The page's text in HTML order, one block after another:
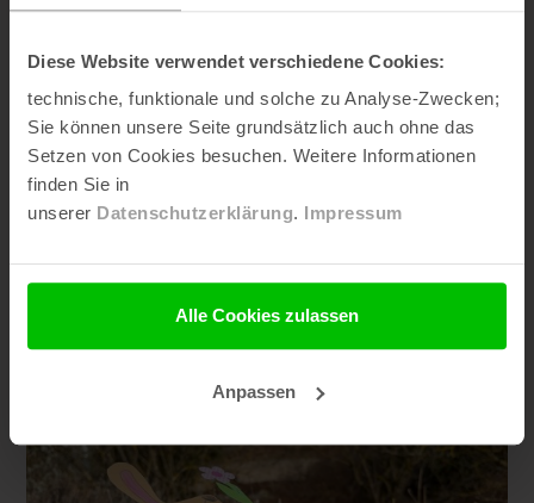
Diese Website verwendet verschiedene Cookies:
technische, funktionale und solche zu Analyse-Zwecken;
Sie können unsere Seite grundsätzlich auch ohne das
Setzen von Cookies besuchen. Weitere Informationen
finden Sie in
unserer Datenschutzerklärung. Impressum
Alle Cookies zulassen
Anpassen
Reisen mit Baby: Tipps für den
ersten Urlaub mit Säugling
Kaum ist das Baby da, verändert sich der Blick auf
die Welt – und auf das Reisen. Plötzlich geht es
zweit, sondern um Nähe, Sicherheit und neue